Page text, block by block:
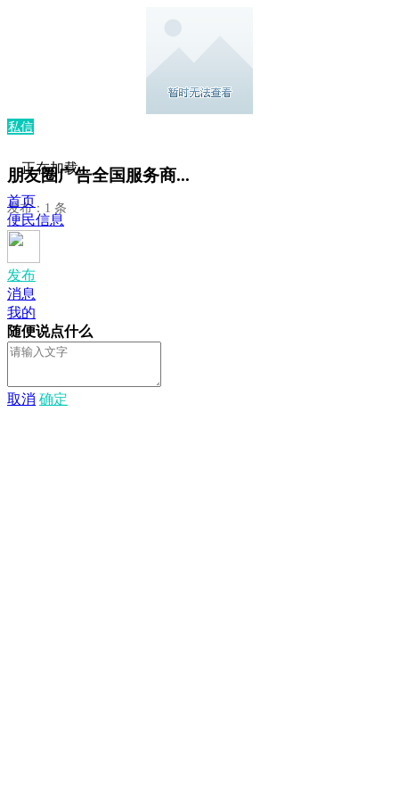
私信
朋友圈广告全国服务商...
发布：1 条
正在加载...
首页
便民信息
发布
消息
我的
随便说点什么
取消 确定